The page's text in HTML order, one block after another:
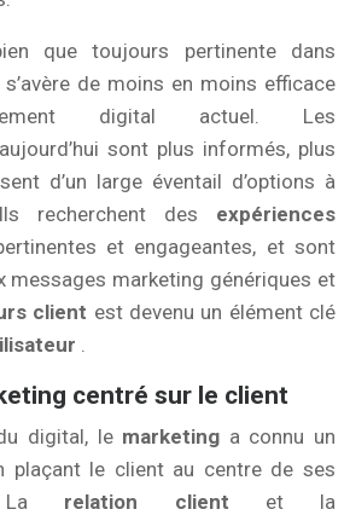
que toujours pertinente dans
de moins en moins efficace
digital actuel. Les
sont plus informés, plus
d’un large éventail d’options à
recherchent des expériences
et engageantes, et sont
messages marketing génériques et
client est devenu un élément clé
.
centré sur le client
digital, le marketing a connu un
plaçant le client au centre de ses
La relation client et la